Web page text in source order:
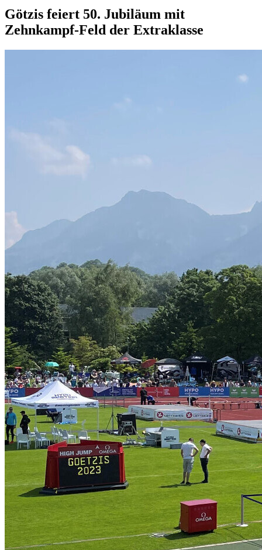
Götzis feiert 50. Jubiläum mit
Zehnkampf-Feld der Extraklasse